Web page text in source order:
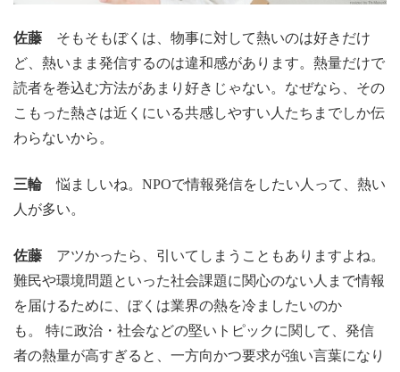
佐藤 そもそもぼくは、物事に対して熱いのは好きだけ
ど、熱いまま発信するのは違和感があります。熱量だけで
読者を巻込む方法があまり好きじゃない。なぜなら、その
こもった熱さは近くにいる共感しやすい人たちまでしか伝
わらないから。
三輪悩ましいね。NPOで情報発信をしたい人って、熱い
人が多い。
佐藤 アツかったら、引いてしまうこともありますよね。
難民や環境問題といった社会課題に関心のない人まで情報
を届けるために、ぼくは業界の熱を冷ましたいのか
も。 特に政治・社会などの堅いトピックに関して、発信
者の熱量が高すぎると、一方向かつ要求が強い言葉になり